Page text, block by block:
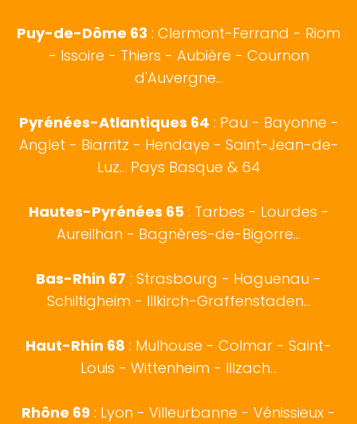
Puy-de-Dôme 63 : Clermont-Ferrand - Riom
- Issoire - Thiers - Aubière - Cournon
d'Auvergne...
Pyrénées-Atlantiques 64 : Pau - Bayonne -
Anglet - Biarritz - Hendaye - Saint-Jean-de-
Luz... Pays Basque & 64
Hautes-Pyrénées 65: Tarbes - Lourdes -
Aureilhan - Bagnères-de-Bigorre...
Bas-Rhin 67 : Strasbourg - Haguenau -
Schiltigheim - Illkirch-Graffenstaden...
Haut-Rhin 68 : Mulhouse - Colmar - Saint-
Louis - Wittenheim - Illzach...
Rhône 69 : Lyon - Villeurbanne - Vénissieux -